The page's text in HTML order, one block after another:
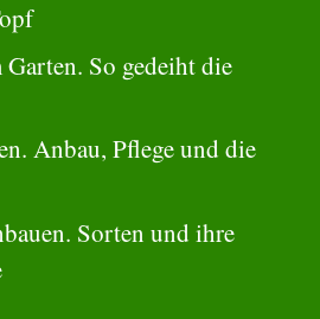
So gedeiht die
Anbau, Pflege und die
Sorten und ihre